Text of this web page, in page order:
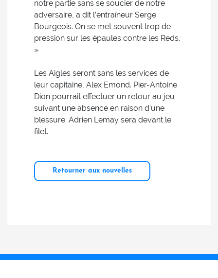
notre partie sans se soucier de notre
adversaire, a dit l’entraîneur Serge
Bourgeois. On se met souvent trop de
pression sur les épaules contre les Reds.
»
Les Aigles seront sans les services de
leur capitaine, Alex Emond. Pier-Antoine
Dion pourrait effectuer un retour au jeu
suivant une absence en raison d’une
blessure. Adrien Lemay sera devant le
filet.
Retourner aux nouvelles